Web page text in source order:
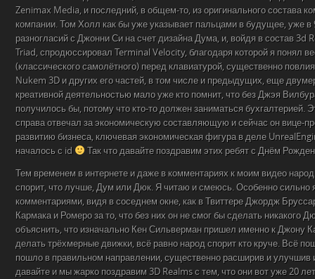
Zenimax Media, и последний, в общем-то, из оригинального состава
компании. Том Холл как бы уже указывает пальцами в будущее, уже в
разногласий с Джонни Си на счет дизайна Дума, и, войдя в состав 3d
Triad, спродюссировал Terminal Velocity, благодаря которой я понял
(классического самолётного) перед клавиатурой, существенно
Nukem 3D и других его частей, в том числе и предыдущих, еще
креативной деятельностью мало уже кто помнит, что без Джэя
получилось бы, потому что кто-то должен заниматься бухгалтерией.
справа отвечал за экономическую составляющую и сейчас он вице-
развитию бизнеса, ключевая экономическая фигура в деле
началось с id
Так что давайте поздравим этих ребят с Днём
Тем временем в интернете и даже в комментариях к моим видео
спорит, что лучше, Дум или Дюк. Я читаю и смеюсь. Особенно сильно
комментариями, видя в соседнем окне, как в Твиттере Джордж
Кармака и Ромеро за то, что без них он не смог бы сделать никакого
объяснить, что изначально Кен Сильверман пришел именно к Джону
делать трёхмерные движки, всё равно народ спорит кто круче. Всё
пошло в правильном направлении, существенно расширив и улучшив
давайте и мы жарко поздравим 3D Realms с тем, что они вот уже 20